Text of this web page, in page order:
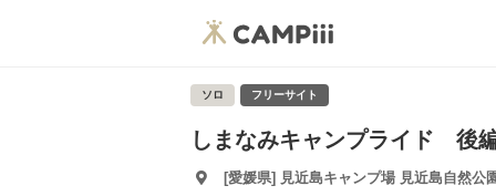
ソロ フリーサイト
しまなみキャンプライド 後
[愛媛県] 見近島キャンプ場 見近島自然公